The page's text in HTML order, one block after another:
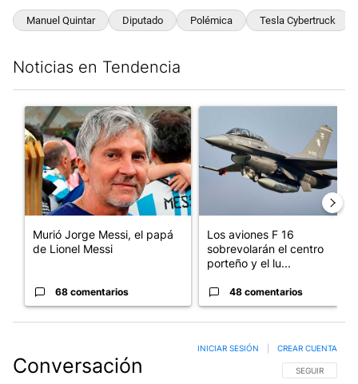
Manuel Quintar Diputado Polémica Tesla Cybertruck
Noticias en Tendencia
Un artículo de tendencia con el título "Murió Jorge Messi, el
Murió Jorge Messi, el papá
de Lionel Messi
68 comentarios
Los aviones F 16
sobrevolarán el centro
porteño y el lu...
48 comentarios
Conversación SIGA ESTA
SEGUIR
INICIAR SESIÓN CREAR CUENTA